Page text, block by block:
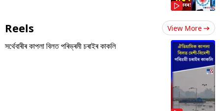
Reels View More
সৰ্থেবাৰীৰ কাপলা বিলত পৰিভ্ৰমী চৰাইৰ কাকলি